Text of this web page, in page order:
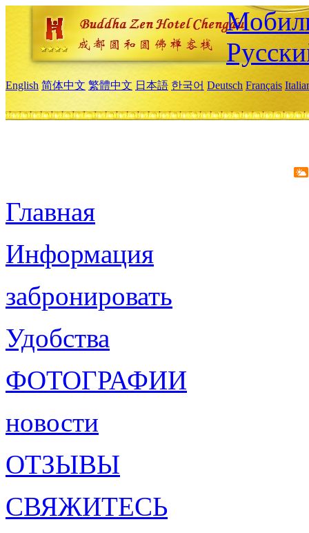
English 简体中文 繁體中文 日本語 한국어 Deutsch Français
Главная
Информация
забронировать
Удобства
ФОТОГРАФИИ
новости
ОТЗЫВЫ
СВЯЖИТЕСЬ